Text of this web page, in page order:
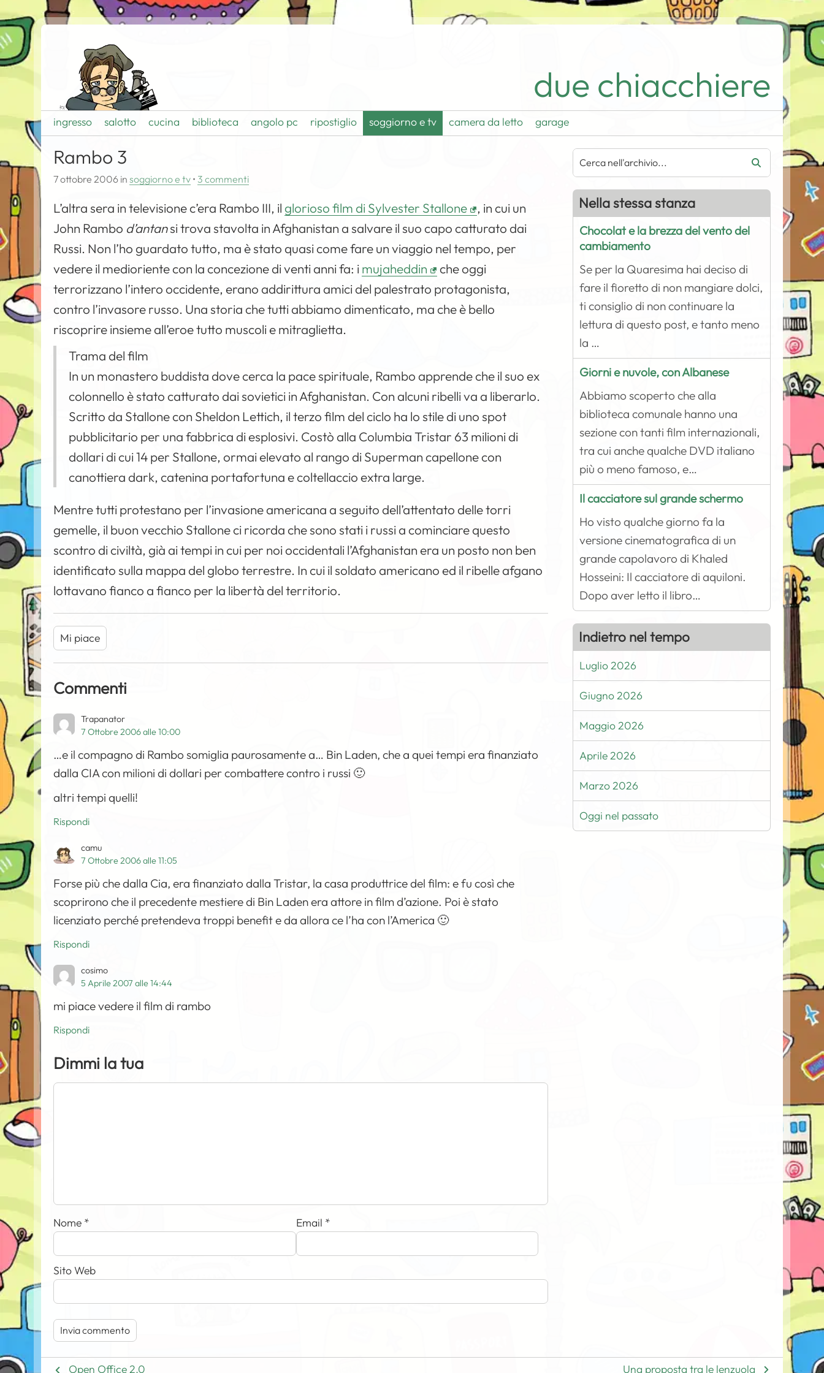
due chiacchiere
ingresso salotto cucina biblioteca angolo pc ripostiglio soggiorno e tv camera da letto garage
Rambo 3
7 ottobre 2006 insoggiorno e tv • 3 commenti
L’altra sera in televisione c’era Rambo III, il glorioso film di Sylvester Stallone
, in cui un
John Rambo d’antansi trova stavolta in Afghanistan a salvare il suo capo catturato dai
Russi. Non l’ho guardato tutto, ma è stato quasi come fare un viaggio nel tempo, per
vedere il medioriente con la concezione di venti anni fa: i mujaheddin
che oggi
terrorizzano l’intero occidente, erano addirittura amici del palestrato protagonista,
contro l’invasore russo. Una storia che tutti abbiamo dimenticato, ma che è bello
riscoprire insieme all’eroe tutto muscoli e mitraglietta.
Trama del film
In un monastero buddista dove cerca la pace spirituale, Rambo apprende che il suo ex
colonnello è stato catturato dai sovietici in Afghanistan. Con alcuni ribelli va a liberarlo.
Scritto da Stallone con Sheldon Lettich, il terzo film del ciclo ha lo stile di uno spot
pubblicitario per una fabbrica di esplosivi. Costò alla Columbia Tristar 63 milioni di
dollari di cui 14 per Stallone, ormai elevato al rango di Superman capellone con
canottiera dark, catenina portafortuna e coltellaccio extra large.
Mentre tutti protestano per l’invasione americana a seguito dell’attentato delle torri
gemelle, il buon vecchio Stallone ci ricorda che sono stati i russi a cominciare questo
scontro di civiltà, già ai tempi in cui per noi occidentali l’Afghanistan era un posto non ben
identificato sulla mappa del globo terrestre. In cui il soldato americano ed il ribelle afgano
lottavano fianco a fianco per la libertà del territorio.
Mi piace
Commenti
Trapanator
7 Ottobre 2006 alle 10:00
…e il compagno di Rambo somiglia paurosamente a… Bin Laden, che a quei tempi era finanziato
dalla CIA con milioni di dollari per combattere contro i russi 🙂
altri tempi quelli!
Rispondi
camu
7 Ottobre 2006 alle 11:05
Forse più che dalla Cia, era finanziato dalla Tristar, la casa produttrice del film: e fu così che
scoprirono che il precedente mestiere di Bin Laden era attore in film d’azione. Poi è stato
licenziato perché pretendeva troppi benefit e da allora ce l’ha con l’America 🙂
Rispondi
cosimo
5 Aprile 2007 alle 14:44
mi piace vedere il film di rambo
Rispondi
Dimmi la tua
Nome * Email *
Sito Web
Nella stessa stanza
Chocolat e la brezza del vento del
cambiamento
Se per la Quaresima hai deciso di
fare il fioretto di non mangiare dolci,
ti consiglio di non continuare la
lettura di questo post, e tanto meno
la …
Giorni e nuvole, con Albanese
Abbiamo scoperto che alla
biblioteca comunale hanno una
sezione con tanti film internazionali,
tra cui anche qualche DVD italiano
più o meno famoso, e…
Il cacciatore sul grande schermo
Ho visto qualche giorno fa la
versione cinematografica di un
grande capolavoro di Khaled
Hosseini: Il cacciatore di aquiloni.
Dopo aver letto il libro…
Indietro nel tempo
Luglio 2026
Giugno 2026
Maggio 2026
Aprile 2026
Marzo 2026
Oggi nel passato
Open Office 2.0 Una proposta tra le lenzuola